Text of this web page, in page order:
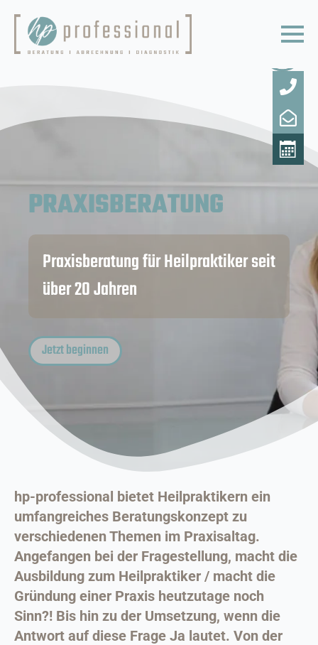
PRAXISBERATUNG
Praxisberatung für Heilpraktiker seit
über 20 Jahren
Jetzt beginnen
hp-professional bietet Heilpraktikern ein
umfangreiches Beratungskonzept zu
verschiedenen Themen im Praxisaltag.
Angefangen bei der Fragestellung, macht die
Ausbildung zum Heilpraktiker / macht die
Gründung einer Praxis heutzutage noch
Sinn?! Bis hin zu der Umsetzung, wenn die
Antwort auf diese Frage Ja lautet. Von der